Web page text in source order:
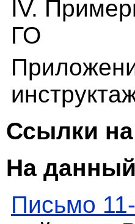
IV.
ГО
Ссылки
На
Письмо